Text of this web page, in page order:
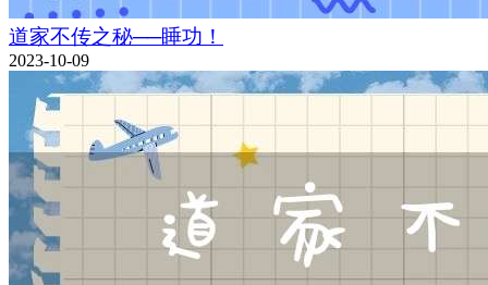
道家不传之秘──睡功！
2023-10-09